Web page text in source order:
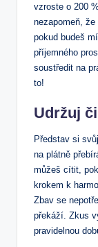
vzroste o 200
nezapomeň,
pokud budeš
příjemného
soustředit na
to!
Udržuj
Představ si
na plátně
můžeš cítit,
krokem k
Zbav se
překáží. Zkus
pravidelnou